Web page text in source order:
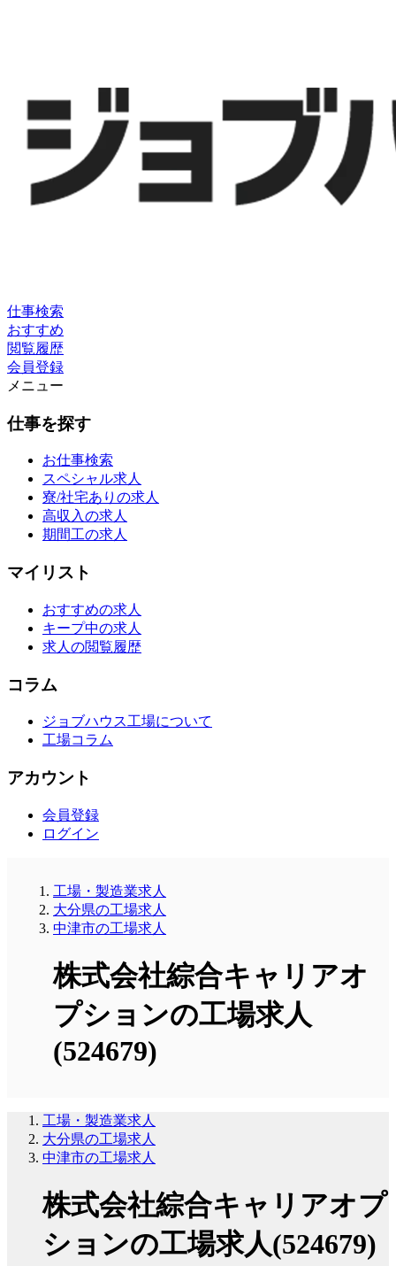
仕事検索
おすすめ
閲覧履歴
会員登録
メニュー
仕事を探す
お仕事検索
スペシャル求人
寮/社宅ありの求人
高収入の求人
期間工の求人
マイリスト
おすすめの求人
キープ中の求人
求人の閲覧履歴
コラム
ジョブハウス工場について
工場コラム
アカウント
会員登録
ログイン
工場・製造業求人
大分県の工場求人
中津市の工場求人
株式会社綜合キャリアオ
プションの工場求人
(524679)
工場・製造業求人
大分県の工場求人
中津市の工場求人
株式会社綜合キャリアオプ
ションの工場求人(524679)